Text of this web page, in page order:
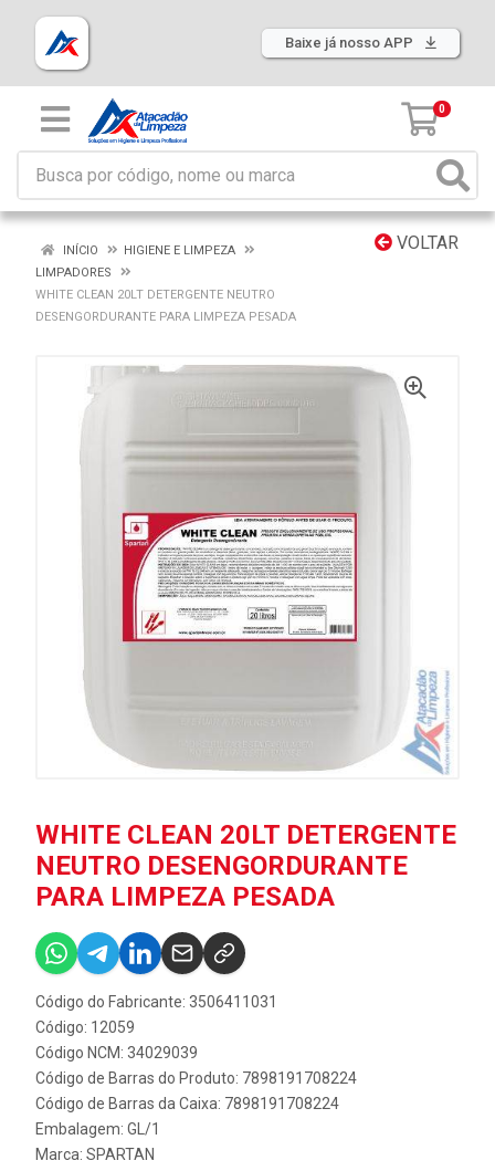
Baixe já nosso APP
0
VOLTAR
INÍCIO
HIGIENE E LIMPEZA
LIMPADORES
WHITE CLEAN 20LT DETERGENTE NEUTRO
DESENGORDURANTE PARA LIMPEZA PESADA
WHITE CLEAN 20LT DETERGENTE
NEUTRO DESENGORDURANTE
PARA LIMPEZA PESADA
Código do Fabricante: 3506411031
Código: 12059
Código NCM: 34029039
Código de Barras do Produto: 7898191708224
Código de Barras da Caixa: 7898191708224
Embalagem: GL/1
Marca: SPARTAN